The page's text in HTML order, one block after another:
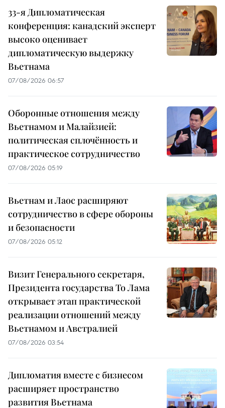
33-я Дипломатическая
конференция: канадский эксперт
высоко оценивает
дипломатическую выдержку
Вьетнама
07/08/2026 06:57
Оборонные отношения между
Вьетнамом и Малайзией:
политическая сплочённость и
практическое сотрудничество
07/08/2026 05:19
Вьетнам и Лаос расширяют
сотрудничество в сфере обороны
и безопасности
07/08/2026 05:12
Визит Генерального секретаря,
Президента государства То Лама
открывает этап практической
реализации отношений между
Вьетнамом и Австралией
07/08/2026 03:54
Дипломатия вместе с бизнесом
расширяет пространство
развития Вьетнама